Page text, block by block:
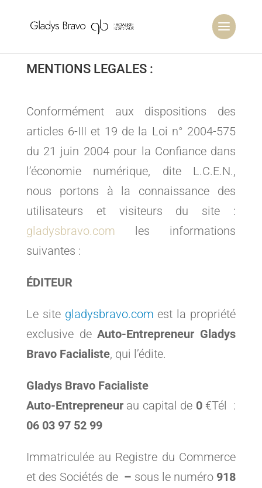
MENTIONS LEGALES :
Conformément aux dispositions des
articles 6-III et 19 de la Loi n° 2004-575
du 21 juin 2004 pour la Confiance dans
l’économie numérique, dite L.C.E.N.,
nous portons à la connaissance des
utilisateurs et visiteurs du site :
gladysbravo.com les informations
suivantes :
ÉDITEUR
Le site gladysbravo.com est la propriété
exclusive deAuto-Entrepreneur Gladys
Bravo Facialiste, qui l’édite.
Gladys Bravo Facialiste
Auto-Entrepreneur au capital de 0€Tél :
06 03 97 52 99
Immatriculée au Registre du Commerce
et des Sociétés de – sous le numéro 918